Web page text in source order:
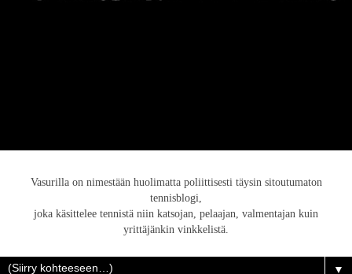
Vasurilla on nimestään huolimatta poliittisesti täysin sitoutumaton
tennisblogi,
joka käsittelee tennistä niin katsojan, pelaajan, valmentajan kuin
yrittäjänkin vinkkelistä.
▼